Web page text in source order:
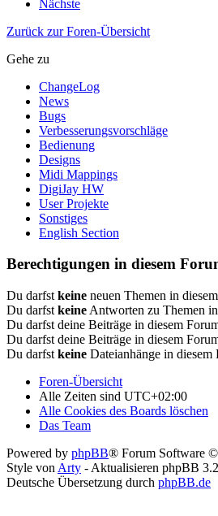
Nächste
Zurück zur Foren-Übersicht
Gehe zu
ChangeLog
News
Bugs
Verbesserungsvorschläge
Bedienung
Designs
Midi Mappings
DigiJay HW
User Projekte
Sonstiges
English Section
Berechtigungen in diesem
Du darfst keine neuen Themen in
Du darfst keine Antworten zu Themen
Du darfst deine Beiträge in diesem
Du darfst deine Beiträge in diesem
Du darfst keine Dateianhänge in diesem
Foren-Übersicht
Alle Zeiten sind UTC+02:00
Alle Cookies des Boards löschen
Das Team
Powered by phpBB® Forum Software
Style von Arty - Aktualisieren phpBB
Deutsche Übersetzung durch phpBB.de